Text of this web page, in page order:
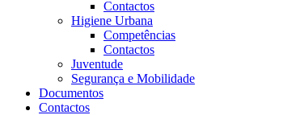
Contactos
Higiene Urbana
Competências
Contactos
Juventude
Segurança e Mobilidade
Documentos
Contactos